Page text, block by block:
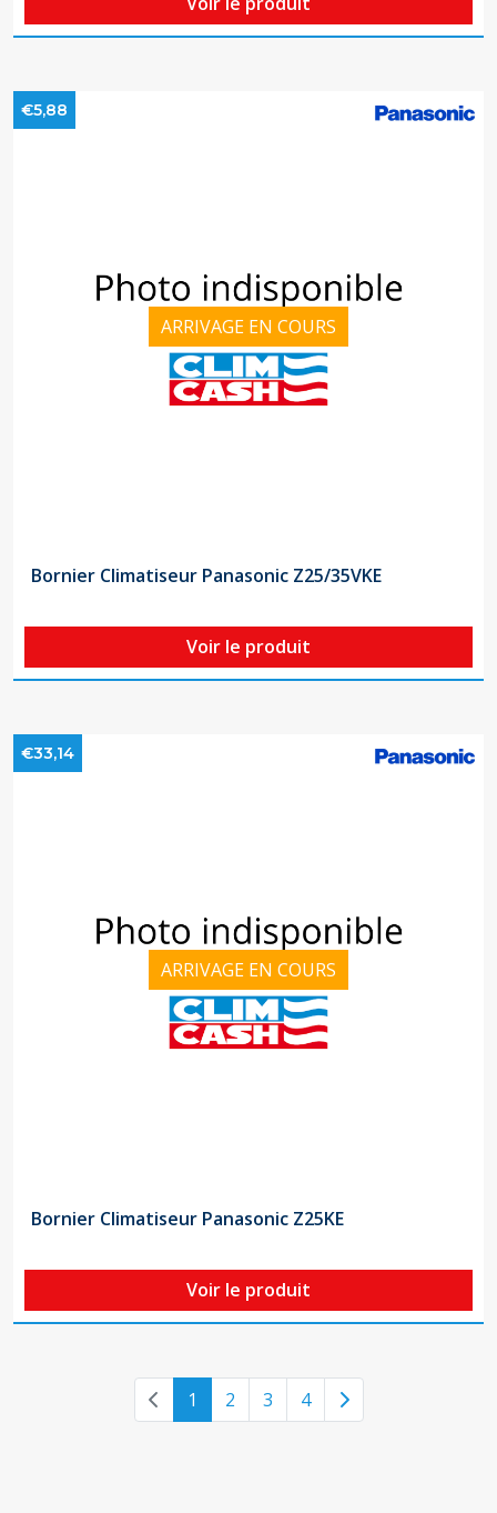
ARRIVAGE EN COURS
€5,88
Bornier Climatiseur Panasonic Z25/35VKE
Voir le produit
ARRIVAGE EN COURS
€33,14
Bornier Climatiseur Panasonic Z25KE
Voir le produit
Previous page
1 2 3 4 Next page